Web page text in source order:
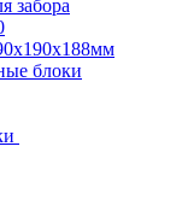
забора
блоки